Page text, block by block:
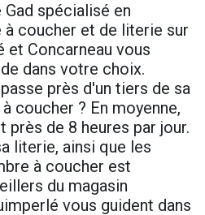
spécialisé en
coucher et de literie sur
et Concarneau vous
dans votre choix.
près d'un tiers de sa
coucher ? En moyenne,
près de 8 heures par jour.
literie, ainsi que les
à coucher est
du magasin
vous guident dans